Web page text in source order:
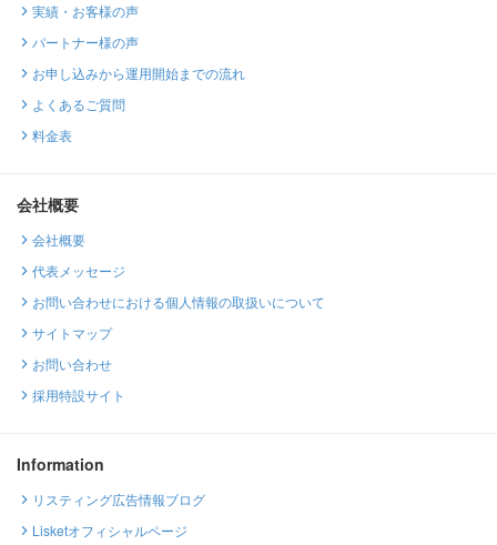
実績・お客様の声
パートナー様の声
お申し込みから運用開始までの流れ
よくあるご質問
料金表
会社概要
会社概要
代表メッセージ
お問い合わせにおける個人情報の取扱いについて
サイトマップ
お問い合わせ
採用特設サイト
Information
リスティング広告情報ブログ
Lisketオフィシャルページ